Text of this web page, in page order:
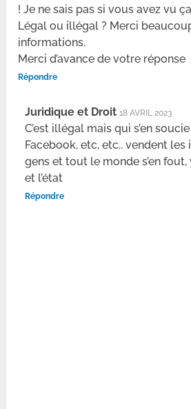
! Je ne sais pas si vous avez vu
Légal ou illégal ? Merci
informations.
Merci d’avance de votre réponse
Répondre
Juridique et Droit 18 AVRIL 2023
C’est illégal mais qui s’en
Facebook, etc, etc.. vendent
gens et tout le monde s’en
et l’état
Répondre